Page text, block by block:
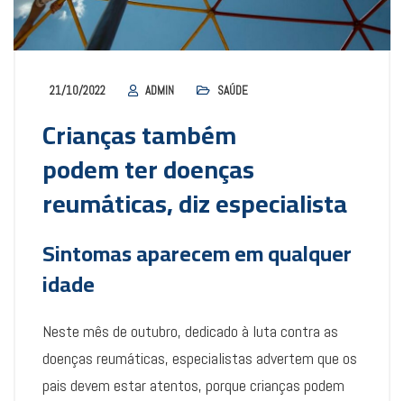
21/10/2022 ADMIN SAÚDE
Crianças também
podem ter doenças
reumáticas, diz especialista
Sintomas aparecem em qualquer
idade
Neste mês de outubro, dedicado à luta contra as
doenças reumáticas, especialistas advertem que os
pais devem estar atentos, porque crianças podem